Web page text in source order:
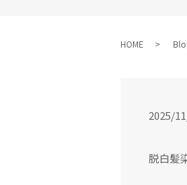
HOME
2025/
脱白髪